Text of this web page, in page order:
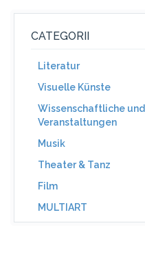
CATEGORII
Literatur
Visuelle Künste
Wissenschaftliche
Veranstaltungen
Musik
Theater & Tanz
Film
MULTIART